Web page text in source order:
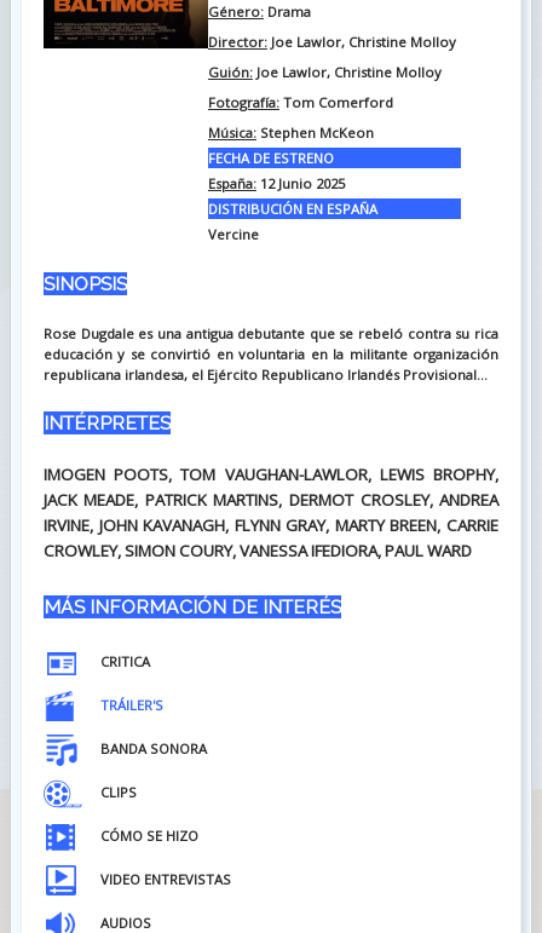
Género:Drama
Director:Joe Lawlor, Christine Molloy
Guión:Joe Lawlor, Christine Molloy
Fotografía:Tom Comerford
Música:Stephen McKeon
FECHA DE ESTRENO
España:12 Junio 2025
DISTRIBUCIÓN EN ESPAÑA
Vercine
SINOPSIS
Rose Dugdale es una antigua debutante que se rebeló contra su rica
educación y se convirtió en voluntaria en la militante organización
republicana irlandesa, el Ejército Republicano Irlandés Provisional...
INTÉRPRETES
IMOGEN POOTS, TOM VAUGHAN-LAWLOR, LEWIS BROPHY,
JACK MEADE, PATRICK MARTINS, DERMOT CROSLEY, ANDREA
IRVINE, JOHN KAVANAGH, FLYNN GRAY, MARTY BREEN, CARRIE
CROWLEY, SIMON COURY, VANESSA IFEDIORA, PAUL WARD
MÁS INFORMACIÓN DE INTERÉS
CRITICA
TRÁILER'S
BANDA SONORA
CLIPS
CÓMO SE HIZO
VIDEO ENTREVISTAS
AUDIOS